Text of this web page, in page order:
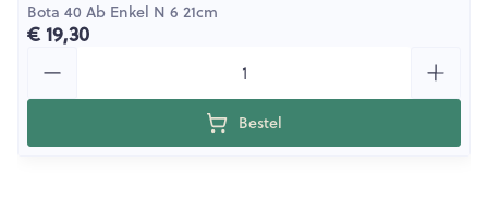
Bota 40 Ab Enkel N 6 21cm
€ 19,30
Bestel